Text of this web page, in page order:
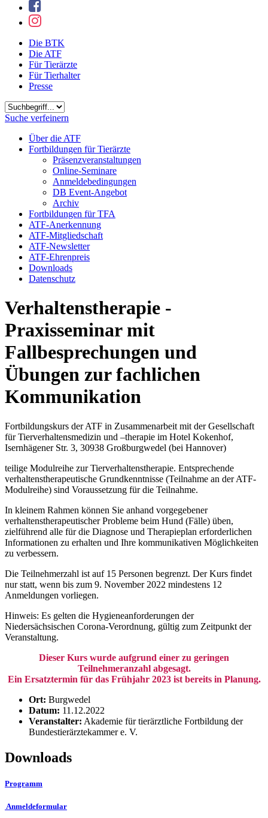
Die BTK
Die ATF
Für Tierärzte
Für Tierhalter
Presse
Suchbegriff
Suche verfeinern
Über die ATF
Fortbildungen für Tierärzte
Präsenzveranstaltungen
Online-Seminare
Anmeldebedingungen
DB Event-Angebot
Archiv
Fortbildungen für TFA
ATF-Anerkennung
ATF-Mitgliedschaft
ATF-Newsletter
ATF-Ehrenpreis
Downloads
Datenschutz
Verhaltenstherapie -
Praxisseminar mit
Fallbesprechungen und
Übungen zur fachlichen
Kommunikation
Fortbildungskurs der ATF in Zusammenarbeit mit der Gesellschaft
für Tierverhaltensmedizin und –therapie im Hotel Kokenhof,
Isernhägener Str. 3, 30938 Großburgwedel (bei Hannover)
teilige Modulreihe zur Tierverhaltenstherapie. Entsprechende
verhaltenstherapeutische Grundkenntnisse (Teilnahme an der ATF-
Modulreihe) sind Voraussetzung für die Teilnahme.
In kleinem Rahmen können Sie anhand vorgegebener
verhaltenstherapeutischer Probleme beim Hund (Fälle) üben,
zielführend alle für die Diagnose und Therapieplan erforderlichen
Informationen zu erhalten und Ihre kommunikativen Möglichkeiten
zu verbessern.
Die Teilnehmerzahl ist auf 15 Personen begrenzt. Der Kurs findet
nur statt, wenn bis zum 9. November 2022 mindestens 12
Anmeldungen vorliegen.
Hinweis: Es gelten die Hygieneanforderungen der
Niedersächsischen Corona-Verordnung, gültig zum Zeitpunkt der
Veranstaltung.
Dieser Kurs wurde aufgrund einer zu geringen
Teilnehmeranzahl abgesagt.
Ein Ersatztermin für das Frühjahr 2023 ist bereits in Planung.
Ort: Burgwedel
Datum: 11.12.2022
Veranstalter: Akademie für tierärztliche Fortbildung der
Bundestierärztekammer e. V.
Downloads
Programm
Anmeldeformular